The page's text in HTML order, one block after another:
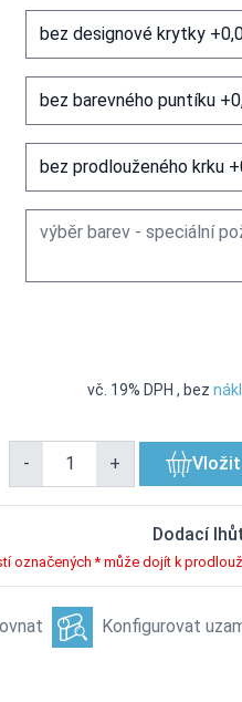
View larger image
vč. 19% DPH , bez
- +
Dodací
označených * může dojít k
Konfigurovat